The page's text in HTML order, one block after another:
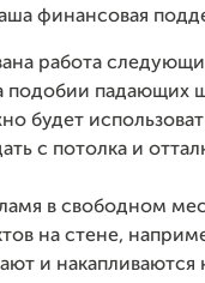
финансовая
работа
подобии падающих
будет
с потолка и
в свободном
на стене,
и накапливаются